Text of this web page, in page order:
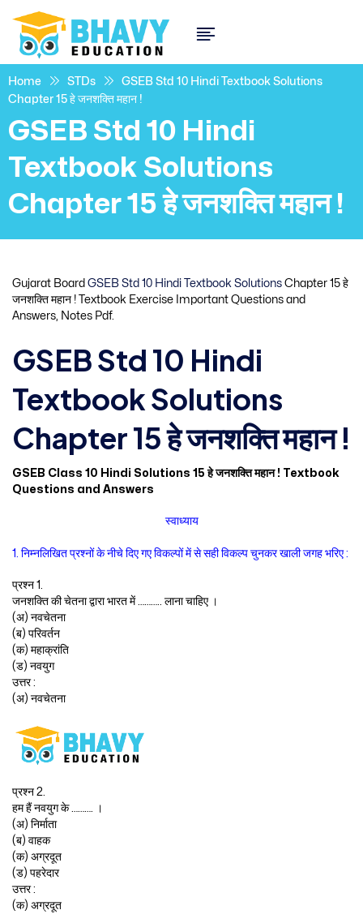
Home STDs
GSEB Std 10 Hindi Textbook Solutions
Chapter 15 हे जनशक्ति महान !
GSEB Std 10 Hindi
Textbook Solutions
Chapter 15 हे जनशक्ति महान !
Gujarat Board GSEB Std 10 Hindi Textbook Solutions Chapter 15 हे
जनशक्ति महान ! Textbook Exercise Important Questions and
Answers, Notes Pdf.
GSEB Std 10 Hindi
Textbook Solutions
Chapter 15 हे जनशक्ति महान !
GSEB Class 10 Hindi Solutions 15 हे जनशक्ति महान ! Textbook
Questions and Answers
स्वाध्याय
1. निम्नलिखित प्रश्नों के नीचे दिए गए विकल्पों में से सही विकल्प चुनकर खाली जगह भरिए :
प्रश्न 1.
जनशक्ति की चेतना द्वारा भारत में ……….. लाना चाहिए ।
(अ) नवचेतना
(ब) परिवर्तन
(क) महाक्रांति
(ड) नवयुग
उत्तर :
(अ) नवचेतना
प्रश्न 2.
हम हैं नवयुग के ………. ।
(अ) निर्माता
(ब) वाहक
(क) अग्रदूत
(ड) पहरेदार
उत्तर :
(क) अग्रदूत